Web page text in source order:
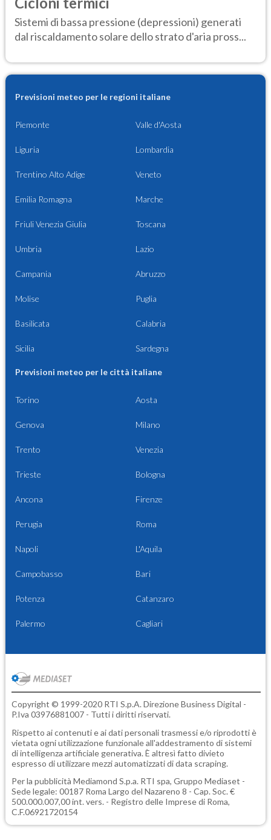
Sistemi di bassa pressione (depressioni) generati
dal riscaldamento solare dello strato d'aria pross...
Previsioni meteo per le regioni italiane
Piemonte Valle d'Aosta
Liguria Lombardia
Trentino Alto Adige Veneto
Emilia Romagna Marche
Friuli Venezia Giulia Toscana
Umbria Lazio
Campania Abruzzo
Molise Puglia
Basilicata Calabria
Sicilia Sardegna
Previsioni meteo per le città italiane
Torino Aosta
Genova Milano
Trento Venezia
Trieste Bologna
Ancona Firenze
Perugia Roma
Napoli L'Aquila
Campobasso Bari
Potenza Catanzaro
Palermo Cagliari
Copyright © 1999-2020 RTI S.p.A. Direzione Business Digital -
P.Iva 03976881007 - Tutti i diritti riservati.
Rispetto ai contenuti e ai dati personali trasmessi e/o riprodotti è
vietata ogni utilizzazione funzionale all'addestramento di sistemi
di intelligenza artificiale generativa. È altresì fatto divieto
espresso di utilizzare mezzi automatizzati di data scraping.
Per la pubblicità Mediamond S.p.a. RTI spa, Gruppo Mediaset -
Sede legale: 00187 Roma Largo del Nazareno 8 - Cap. Soc. €
500.000.007,00 int. vers. - Registro delle Imprese di Roma,
C.F.06921720154